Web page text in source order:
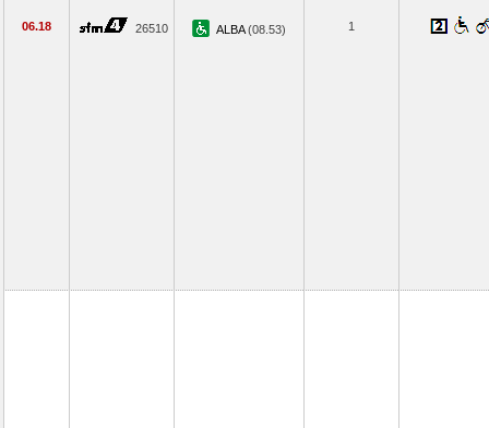
06.18 26510 ALBA(08.53) 1